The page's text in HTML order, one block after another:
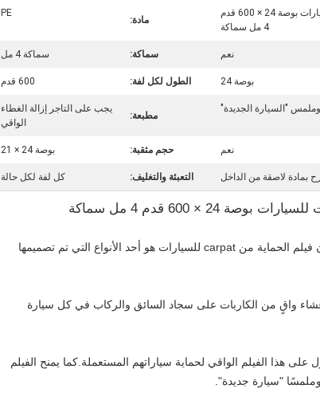
واقي الفيلم / فيلم واقي من الكربونات للسيارات بوصة 24 × 600 قدم
4 مل سماكة
مادة:
PE
نعم سماكة: سماكة 4 مل
بوصة 24 الطول لكل لفة: 600 قدم
"السيارة الجديدة"
مطبعة:
يجب على التاجر إزالة الغطاء
الواقي
نعم حجم مثقبة: بوصة 24 × 21
بمادة لاصقة من الداخل التعبئة والتغليف: كل لفة لكل حالة
24 × 600 قدم 4 مل سماكة
يحتوي فيلم واقي الفيلم على العديد من الأنواع المختلفة.إن فيلم الحماية من carpat للسيارات هو أحد الأنواع التي تم تصميمها
واقٍ من الكاربات على سجاد السائق والركاب في كل سيارة
هذا الفيلم الواقي لحماية سياراتهم المستعملة.كما يمنح الفيلم